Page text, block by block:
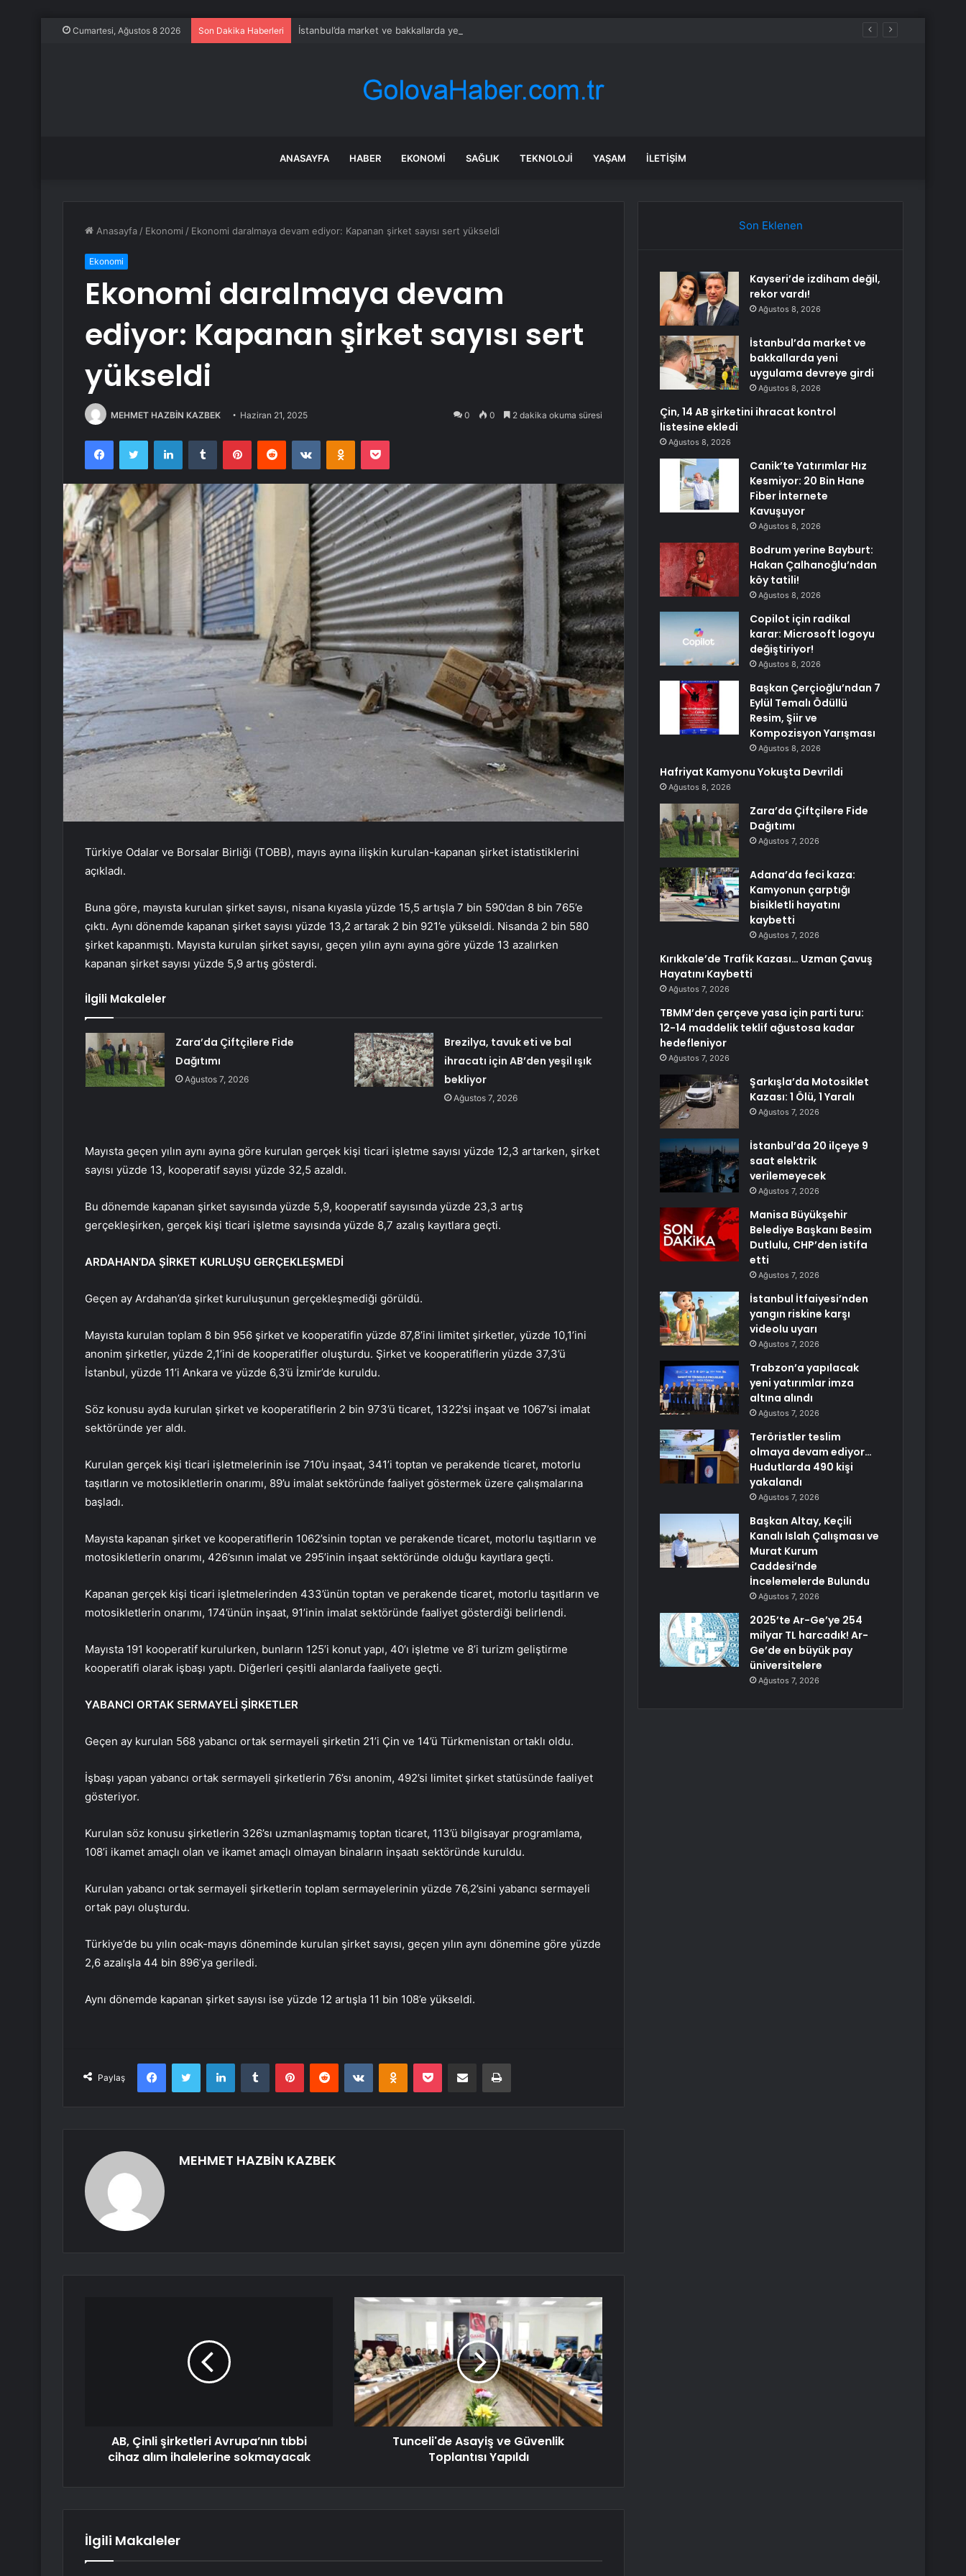
Cumartesi, Ağustos 8 2026 Son Dakika Haberleri İstanbul’da market ve bakkallarda yeni uygulama devreye girdi
ANASAYFA HABER EKONOMI SAĞLIK TEKNOLOJI YAŞAM İLETIŞIM
Anasayfa / Ekonomi / Ekonomi daralmaya devam ediyor: Kapanan şirket sayısı sert yükseldi
Ekonomi
Ekonomi daralmaya devam
ediyor: Kapanan şirket sayısı sert
yükseldi
MEHMET HAZBİN KAZBEK Haziran 21, 2025 0 0 2 dakika okuma süresi
FacebookTwitter LinkedInTumblr PinterestReddit VKontakteOdnoklassniki
Pocket
Türkiye Odalar ve Borsalar Birliği (TOBB), mayıs ayına ilişkin kurulan-kapanan şirket istatistiklerini
açıkladı.
Buna göre, mayısta kurulan şirket sayısı, nisana kıyasla yüzde 15,5 artışla 7 bin 590’dan 8 bin 765’e
çıktı. Aynı dönemde kapanan şirket sayısı yüzde 13,2 artarak 2 bin 921’e yükseldi. Nisanda 2 bin 580
şirket kapanmıştı. Mayısta kurulan şirket sayısı, geçen yılın aynı ayına göre yüzde 13 azalırken
kapanan şirket sayısı yüzde 5,9 artış gösterdi.
İlgili Makaleler
Zara’da Çiftçilere Fide
Dağıtımı
Ağustos 7, 2026
Brezilya, tavuk eti ve bal
ihracatı için AB’den yeşil ışık
bekliyor
Ağustos 7, 2026
Mayısta geçen yılın aynı ayına göre kurulan gerçek kişi ticari işletme sayısı yüzde 12,3 artarken, şirket
sayısı yüzde 13, kooperatif sayısı yüzde 32,5 azaldı.
Bu dönemde kapanan şirket sayısında yüzde 5,9, kooperatif sayısında yüzde 23,3 artış
gerçekleşirken, gerçek kişi ticari işletme sayısında yüzde 8,7 azalış kayıtlara geçti.
ARDAHAN’DA ŞİRKET KURLUŞU GERÇEKLEŞMEDİ
Geçen ay Ardahan’da şirket kuruluşunun gerçekleşmediği görüldü.
Mayısta kurulan toplam 8 bin 956 şirket ve kooperatifin yüzde 87,8’ini limitet şirketler, yüzde 10,1’ini
anonim şirketler, yüzde 2,1’ini de kooperatifler oluşturdu. Şirket ve kooperatiflerin yüzde 37,3’ü
İstanbul, yüzde 11’i Ankara ve yüzde 6,3’ü İzmir’de kuruldu.
Söz konusu ayda kurulan şirket ve kooperatiflerin 2 bin 973’ü ticaret, 1322’si inşaat ve 1067’si imalat
sektöründe yer aldı.
Kurulan gerçek kişi ticari işletmelerinin ise 710’u inşaat, 341’i toptan ve perakende ticaret, motorlu
taşıtların ve motosikletlerin onarımı, 89’u imalat sektöründe faaliyet göstermek üzere çalışmalarına
başladı.
Mayısta kapanan şirket ve kooperatiflerin 1062’sinin toptan ve perakende ticaret, motorlu taşıtların ve
motosikletlerin onarımı, 426’sının imalat ve 295’inin inşaat sektöründe olduğu kayıtlara geçti.
Kapanan gerçek kişi ticari işletmelerinden 433’ünün toptan ve perakende ticaret, motorlu taşıtların ve
motosikletlerin onarımı, 174’ünün inşaat, 91’inin imalat sektöründe faaliyet gösterdiği belirlendi.
Mayısta 191 kooperatif kurulurken, bunların 125’i konut yapı, 40’ı işletme ve 8’i turizm geliştirme
kooperatifi olarak işbaşı yaptı. Diğerleri çeşitli alanlarda faaliyete geçti.
YABANCI ORTAK SERMAYELİ ŞİRKETLER
Geçen ay kurulan 568 yabancı ortak sermayeli şirketin 21’i Çin ve 14’ü Türkmenistan ortaklı oldu.
İşbaşı yapan yabancı ortak sermayeli şirketlerin 76’sı anonim, 492’si limitet şirket statüsünde faaliyet
gösteriyor.
Kurulan söz konusu şirketlerin 326’sı uzmanlaşmamış toptan ticaret, 113’ü bilgisayar programlama,
108’i ikamet amaçlı olan ve ikamet amaçlı olmayan binaların inşaatı sektöründe kuruldu.
Kurulan yabancı ortak sermayeli şirketlerin toplam sermayelerinin yüzde 76,2’sini yabancı sermayeli
ortak payı oluşturdu.
Türkiye’de bu yılın ocak-mayıs döneminde kurulan şirket sayısı, geçen yılın aynı dönemine göre yüzde
2,6 azalışla 44 bin 896’ya geriledi.
Aynı dönemde kapanan şirket sayısı ise yüzde 12 artışla 11 bin 108’e yükseldi.
Paylaş
FacebookTwitter LinkedInTumblr PinterestReddit VKontakteOdnoklassniki
Pocket E-Posta ile paylaş Yazdır
MEHMET HAZBİN KAZBEK
AB, Çinli şirketleri Avrupa’nın tıbbi
cihaz alım ihalelerine sokmayacak
Tunceli'de Asayiş ve Güvenlik
Toplantısı Yapıldı
İlgili Makaleler
Son Eklenen
Kayseri’de izdiham değil,
rekor vardı!
Ağustos 8, 2026
İstanbul’da market ve
bakkallarda yeni
uygulama devreye girdi
Ağustos 8, 2026
Çin, 14 AB şirketini ihracat kontrol
listesine ekledi
Ağustos 8, 2026
Canik’te Yatırımlar Hız
Kesmiyor: 20 Bin Hane
Fiber İnternete
Kavuşuyor
Ağustos 8, 2026
Bodrum yerine Bayburt:
Hakan Çalhanoğlu’ndan
köy tatili!
Ağustos 8, 2026
Copilot için radikal
karar: Microsoft logoyu
değiştiriyor!
Ağustos 8, 2026
Başkan Çerçioğlu’ndan 7
Eylül Temalı Ödüllü
Resim, Şiir ve
Kompozisyon Yarışması
Ağustos 8, 2026
Hafriyat Kamyonu Yokuşta Devrildi
Ağustos 8, 2026
Zara’da Çiftçilere Fide
Dağıtımı
Ağustos 7, 2026
Adana’da feci kaza:
Kamyonun çarptığı
bisikletli hayatını
kaybetti
Ağustos 7, 2026
Kırıkkale’de Trafik Kazası… Uzman Çavuş
Hayatını Kaybetti
Ağustos 7, 2026
TBMM’den çerçeve yasa için parti turu:
12-14 maddelik teklif ağustosa kadar
hedefleniyor
Ağustos 7, 2026
Şarkışla’da Motosiklet
Kazası: 1 Ölü, 1 Yaralı
Ağustos 7, 2026
İstanbul’da 20 ilçeye 9
saat elektrik
verilemeyecek
Ağustos 7, 2026
Manisa Büyükşehir
Belediye Başkanı Besim
Dutlulu, CHP’den istifa
etti
Ağustos 7, 2026
İstanbul İtfaiyesi’nden
yangın riskine karşı
videolu uyarı
Ağustos 7, 2026
Trabzon’a yapılacak
yeni yatırımlar imza
altına alındı
Ağustos 7, 2026
Teröristler teslim
olmaya devam ediyor…
Hudutlarda 490 kişi
yakalandı
Ağustos 7, 2026
Başkan Altay, Keçili
Kanalı Islah Çalışması ve
Murat Kurum
Caddesi’nde
İncelemelerde Bulundu
Ağustos 7, 2026
2025’te Ar-Ge’ye 254
milyar TL harcadık! Ar-
Ge’de en büyük pay
üniversitelere
Ağustos 7, 2026